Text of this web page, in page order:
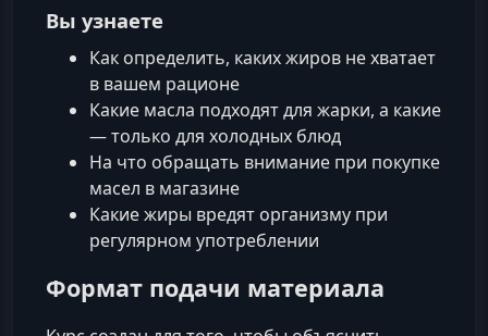
Вы узнаете
Как определить, каких жиров не хватает
в вашем рационе
Какие масла подходят для жарки, а какие
— только для холодных блюд
На что обращать внимание при покупке
масел в магазине
Какие жиры вредят организму при
регулярном употреблении
Формат подачи материала